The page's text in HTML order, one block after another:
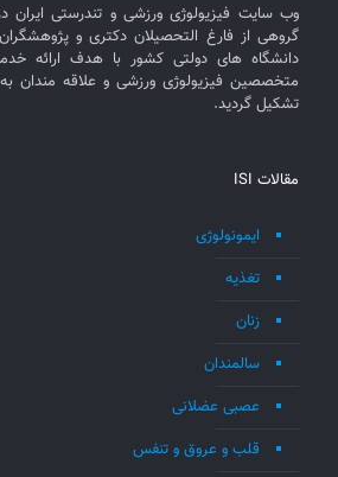
گروهی از فارغ التحصیلان دکتری و
دانشگاه های دولتی کشور با هدف ارائه
متخصصین فیزیولوژی ورزشی و علاقه مندان
تشکیل گردید.
مقالات ISI
ایمونولوژی
تغذیه
زنان
سالمندان
عصبی عضلانی
قلب و عروق و تنفس